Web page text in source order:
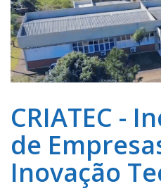
CRIATEC -
de
Inovação